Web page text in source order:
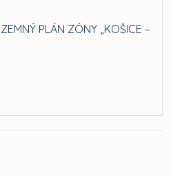
PLÁN ZÓNY „KOŠICE –